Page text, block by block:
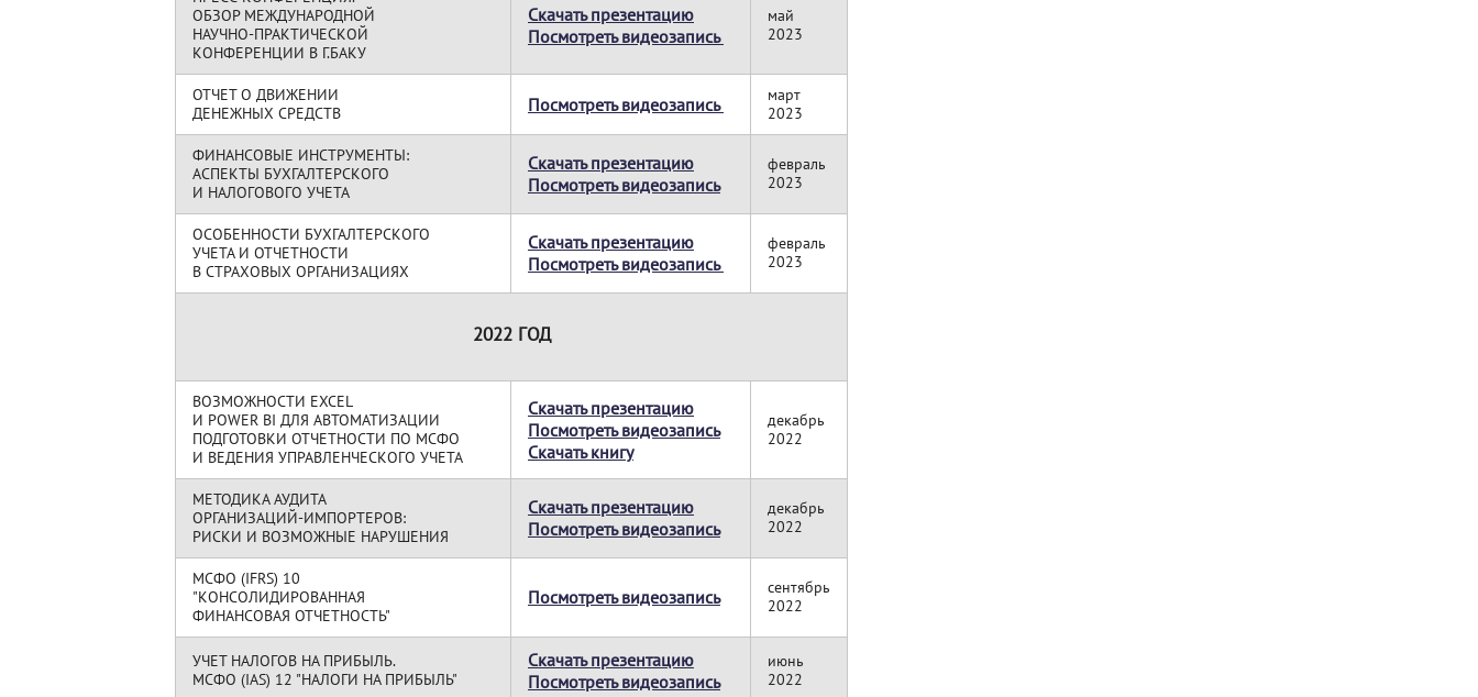
ОБЗОР МЕЖДУНАРОДНОЙ
НАУЧНО-ПРАКТИЧЕСКОЙ
КОНФЕРЕНЦИИ В Г.БАКУ
Скачать презентацию
Посмотреть видеозапись
май
2023
ОТЧЕТ О ДВИЖЕНИИ
ДЕНЕЖНЫХ СРЕДСТВ
Посмотреть видеозапись
март
2023
ФИНАНСОВЫЕ ИНСТРУМЕНТЫ:
АСПЕКТЫ БУХГАЛТЕРСКОГО
И НАЛОГОВОГО УЧЕТА
Скачать презентацию
Посмотреть видеозапись
февраль
2023
ОСОБЕННОСТИ БУХГАЛТЕРСКОГО
УЧЕТА И ОТЧЕТНОСТИ
В СТРАХОВЫХ ОРГАНИЗАЦИЯХ
Скачать презентацию
Посмотреть видеозапись
февраль
2023
2022 ГОД
ВОЗМОЖНОСТИ EXCEL
И POWER BI ДЛЯ АВТОМАТИЗАЦИИ
ПОДГОТОВКИ ОТЧЕТНОСТИ ПО МСФО
И ВЕДЕНИЯ УПРАВЛЕНЧЕСКОГО УЧЕТА
Скачать презентацию
Посмотреть видеозапись
Скачать книгу
декабрь
2022
МЕТОДИКА АУДИТА
ОРГАНИЗАЦИЙ-ИМПОРТЕРОВ:
РИСКИ И ВОЗМОЖНЫЕ НАРУШЕНИЯ
Скачать презентацию
Посмотреть видеозапись
декабрь
2022
МСФО (IFRS) 10
"КОНСОЛИДИРОВАННАЯ
ФИНАНСОВАЯ ОТЧЕТНОСТЬ"
Посмотреть видеозапись
сентябрь
2022
УЧЕТ НАЛОГОВ НА ПРИБЫЛЬ.
МСФО (IAS) 12 "НАЛОГИ НА ПРИБЫЛЬ"
Скачать презентацию
Посмотреть видеозапись
июнь
2022